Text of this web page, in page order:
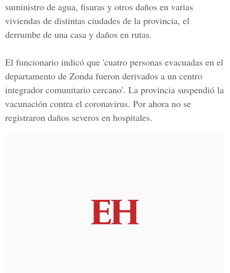
suministro de agua, fisuras y otros daños en varias
viviendas de distintas ciudades de la provincia, el
derrumbe de una casa y daños en rutas.
El funcionario indicó que 'cuatro personas evacuadas en el
departamento de Zonda fueron derivados a un centro
integrador comunitario cercano'. La provincia suspendió la
vacunación contra el coronavirus. Por ahora no se
registraron daños severos en hospitales.